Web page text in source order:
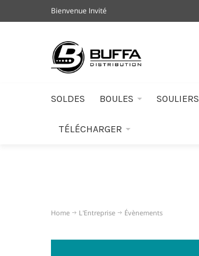
Bienvenue Invité
SOLDES BOULES SOULIERS
TÉLÉCHARGER
Home L'Entreprise Évènements